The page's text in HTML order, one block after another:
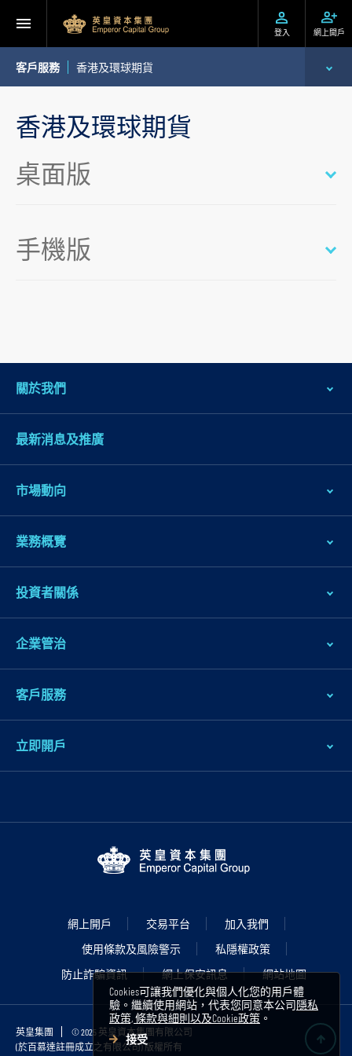
到
導
要
容
登入 網上開戶
客戶服務 香港及環球期貨​
表格下載
交易平台
香港及環球期貨​
桌面版
手機版
B
關於我們
最新消息及推廣
市場動向
業務概覽
投資者關係
企業管治
客戶服務
立即開戶
網上開戶 交易平台
加入我們
使用條款及風險警示
私隱權政策
防止詐騙資訊
網上保安訊息 網站地圖
英皇集團
© 2025 英皇資本集團有限公司
(於百慕達註冊成立之有限公司) 版權所有
Cookies可讓我們優化與個人化您的用戶體
驗。繼續使用網站，代表您同意本公司隱私
政策, 條款與細則以及Cookie政策 。
接受